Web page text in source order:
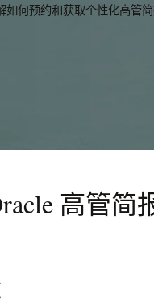
何预约和获取个性化高管简
高管简